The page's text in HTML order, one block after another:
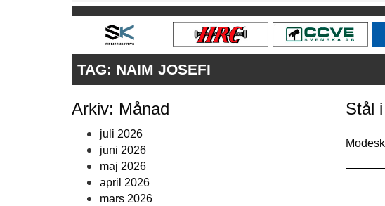
TAG: NAIM JOSEFI
Arkiv: Månad
juli 2026
juni 2026
maj 2026
april 2026
mars 2026
Stål